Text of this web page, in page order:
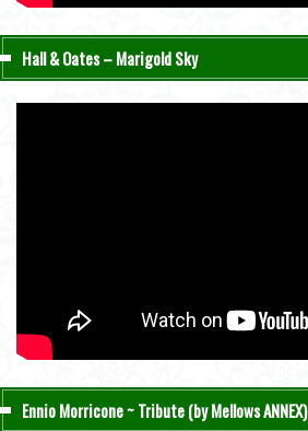
Hall & Oates – Marigold Sky
Ennio Morricone ~ Tribute (by Mellows ANNEX)